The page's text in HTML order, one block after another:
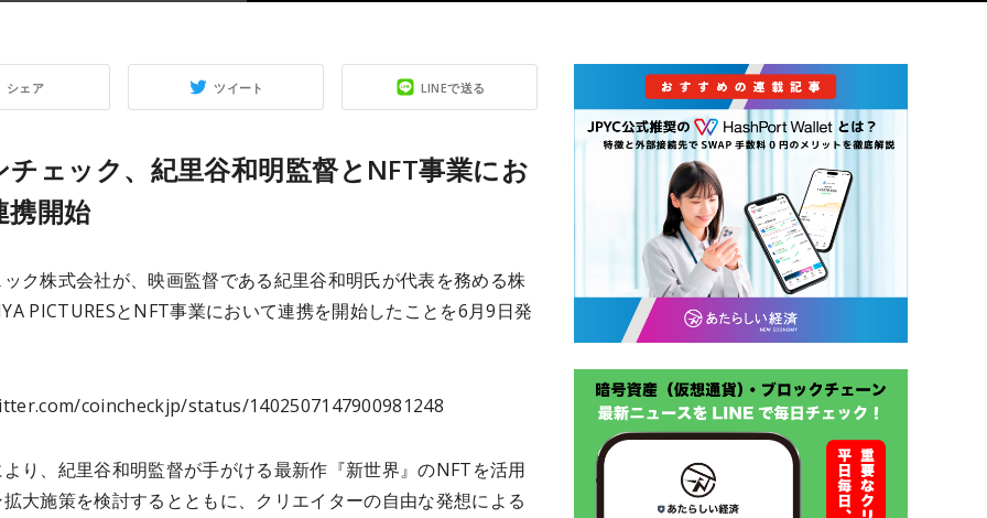
シェア ツイート LINEで送る
チェック、紀里谷和明監督とNFT事業にお
携開始
ク株式会社が、映画監督である紀里谷和明氏が代表を務める株
PICTURESとNFT事業において連携を開始したことを6月9日発
coincheckjp/status/1402507147900981248
り、紀里谷和明監督が手がける最新作『新世界』のNFTを活用
大施策を検討するとともに、クリエイターの自由な発想による